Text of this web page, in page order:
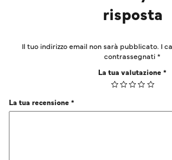
risposta
Il tuo indirizzo email non sarà pubblicato. I
contrassegnati*
La tua valutazione*
La tua recensione*